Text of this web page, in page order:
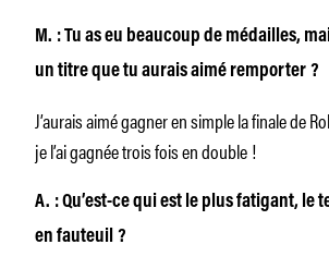
M. : Tu as eu beaucoup de médailles,
un titre que tu aurais aimé remporter ?
J’aurais aimé gagner en simple la finale de
je l’ai gagnée trois fois en double !
A. : Qu’est-ce qui est le plus fatigant, le
en fauteuil ?